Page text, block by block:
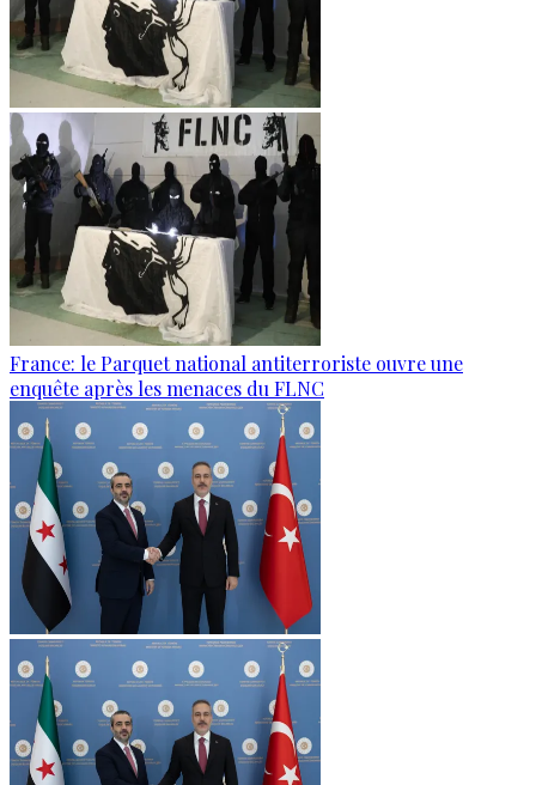
France: le Parquet national antiterroriste ouvre une
enquête après les menaces du FLNC